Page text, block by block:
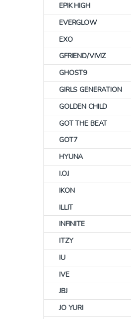
EPIK HIGH
EVERGLOW
EXO
GFRIEND/VIVIZ
GHOST9
GIRLS GENERATION
GOLDEN CHILD
GOT THE BEAT
GOT7
HYUNA
I.O.I
IKON
ILLIT
INFINITE
ITZY
IU
IVE
JBJ
JO YURI